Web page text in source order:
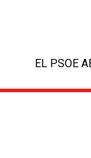
next
EL PSOE